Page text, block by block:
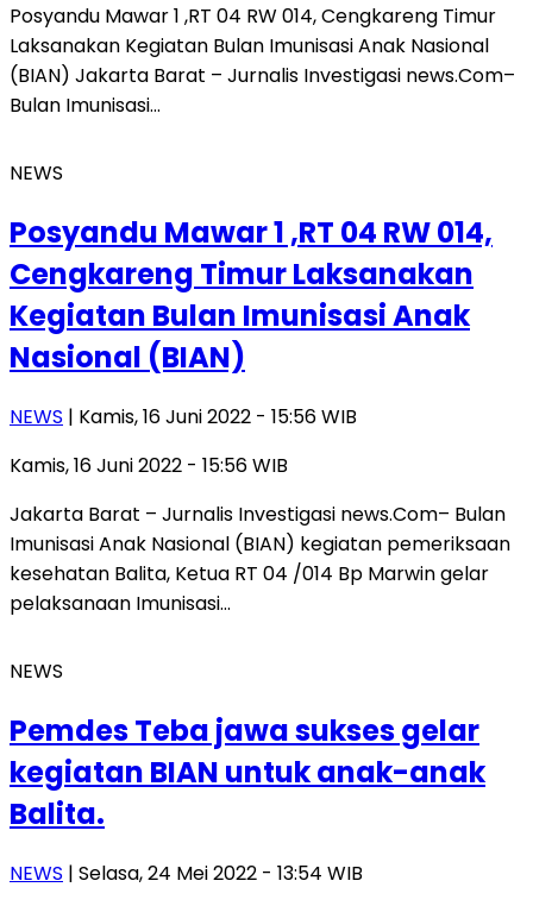
Posyandu Mawar 1 ,RT 04 RW 014, Cengkareng Timur
Laksanakan Kegiatan Bulan Imunisasi Anak Nasional
(BIAN) Jakarta Barat – Jurnalis Investigasi news.Com–
Bulan Imunisasi…
NEWS
Posyandu Mawar 1 ,RT 04 RW 014,
Cengkareng Timur Laksanakan
Kegiatan Bulan Imunisasi Anak
Nasional (BIAN)
NEWS | Kamis, 16 Juni 2022 - 15:56 WIB
Kamis, 16 Juni 2022 - 15:56 WIB
Jakarta Barat – Jurnalis Investigasi news.Com– Bulan
Imunisasi Anak Nasional (BIAN) kegiatan pemeriksaan
kesehatan Balita, Ketua RT 04 /014 Bp Marwin gelar
pelaksanaan Imunisasi…
NEWS
Pemdes Teba jawa sukses gelar
kegiatan BIAN untuk anak-anak
Balita.
NEWS | Selasa, 24 Mei 2022 - 13:54 WIB